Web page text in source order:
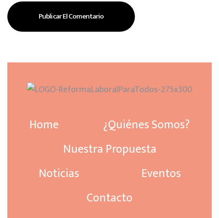
Home
¿Quiénes Somos?
Nuestra Propuesta
Noticias
Eventos
Contacto